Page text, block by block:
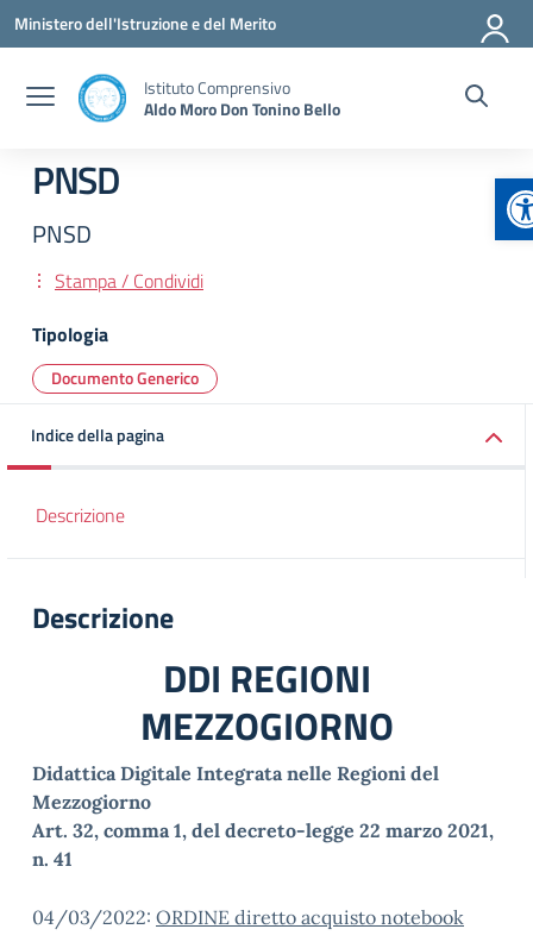
Vai ai contenuti
Vai al menu di navigazione
Vai al footer
Ministero dell'Istruzione e del Merito
Istituto Comprensivo
Aldo Moro Don Tonino Bello
PNSD
PNSD
Stampa / Condividi
Tipologia
Documento Generico
Indice della pagina
Descrizione
Descrizione
DDI REGIONI
MEZZOGIORNO
Didattica Digitale Integrata nelle Regioni del
Mezzogiorno
Art. 32, comma 1, del decreto-legge 22 marzo 2021,
n. 41
04/03/2022: ORDINE diretto acquisto notebook